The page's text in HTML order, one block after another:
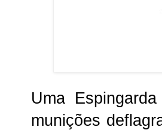
Uma
munições